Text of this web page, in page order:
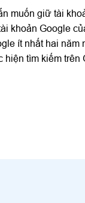
muốn giữ tài
khoản Google
ít nhất hai năm
hiện tìm kiếm trên